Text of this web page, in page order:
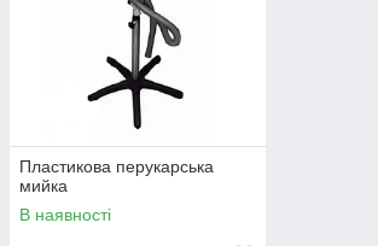
Пластикова перукарська
мийка
В наявності